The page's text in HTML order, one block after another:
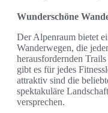
Wunderschöne
Der Alpenraum bietet
Wanderwegen, die
herausfordernden
gibt es für jedes
attraktiv sind die
spektakuläre
versprechen.